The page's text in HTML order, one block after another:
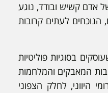
אדם קשיש ובודד, נוגע
הנוכחים לעתים קרובות
בסוגיות פוליטיות
המאבקים והמלחמות
בין החלק הדרומי היווני, לחלק הצפוני